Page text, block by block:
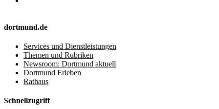
dortmund.de
Services und Dienstleistungen
Themen und Rubriken
Newsroom: Dortmund aktuell
Dortmund Erleben
Rathaus
Schnellzugriff